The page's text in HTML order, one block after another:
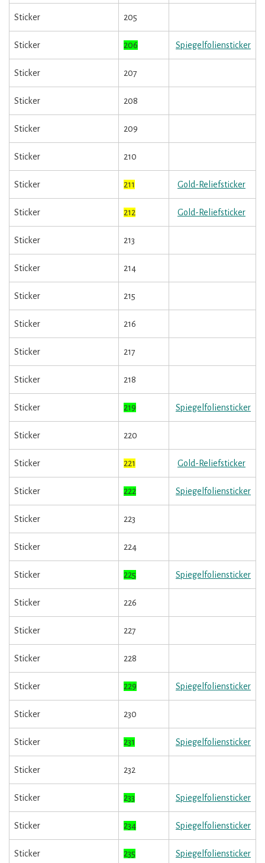
Sticker 205
Sticker 206 Spiegelfoliensticker
Sticker 207
Sticker 208
Sticker 209
Sticker 210
Sticker 211 Gold-Reliefsticker
Sticker 212 Gold-Reliefsticker
Sticker 213
Sticker 214
Sticker 215
Sticker 216
Sticker 217
Sticker 218
Sticker 219 Spiegelfoliensticker
Sticker 220
Sticker 221 Gold-Reliefsticker
Sticker 222 Spiegelfoliensticker
Sticker 223
Sticker 224
Sticker 225 Spiegelfoliensticker
Sticker 226
Sticker 227
Sticker 228
Sticker 229 Spiegelfoliensticker
Sticker 230
Sticker 231 Spiegelfoliensticker
Sticker 232
Sticker 233 Spiegelfoliensticker
Sticker 234 Spiegelfoliensticker
Sticker 235 Spiegelfoliensticker